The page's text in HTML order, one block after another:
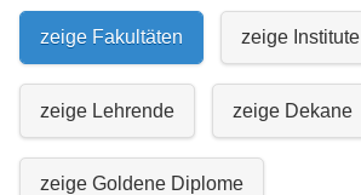
zeige Fakultäten zeige Institute
zeige Lehrende zeige Dekane
zeige Goldene Diplome